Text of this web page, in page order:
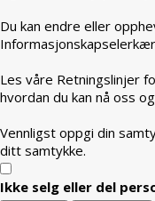
Du kan endre eller
Les våre Retningslinjer
hvordan du kan nå oss
Vennligst oppgi din
ditt samtykke.
Ikke selg eller del